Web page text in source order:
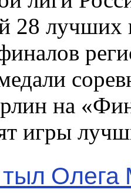
28
на
игры
Олега